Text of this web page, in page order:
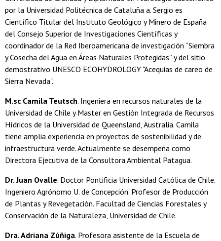
por la Universidad Politécnica de Cataluña a. Sergio es
Científico Titular del Instituto Geológico y Minero de España
del Consejo Superior de Investigaciones Científicas y
coordinador de la Red Iberoamericana de investigación “Siembra
y Cosecha del Agua en Áreas Naturales Protegidas” y del sitio
demostrativo UNESCO ECOHYDROLOGY "Acequias de careo de
Sierra Nevada".
M.sc Camila Teutsch. Ingeniera en recursos naturales de la
Universidad de Chile y Master en Gestión Integrada de Recursos
Hídricos de la Universidad de Queensland, Australia. Camila
tiene amplia experiencia en proyectos de sostenibilidad y de
infraestructura verde. Actualmente se desempeña como
Directora Ejecutiva de la Consultora Ambiental Patagua.
Dr. Juan Ovalle. Doctor Pontificia Universidad Católica de Chile.
Ingeniero Agrónomo U. de Concepción. Profesor de Producción
de Plantas y Revegetación. Facultad de Ciencias Forestales y
Conservación de la Naturaleza, Universidad de Chile.
Dra. Adriana Zúñiga. Profesora asistente de la Escuela de